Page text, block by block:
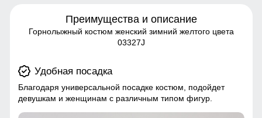
Преимущества и описание
Горнолыжный костюм женский зимний желтого цвета
03327J
Удобная посадка
Благодаря универсальной посадке костюм, подойдет
девушкам и женщинам с различным типом фигур.